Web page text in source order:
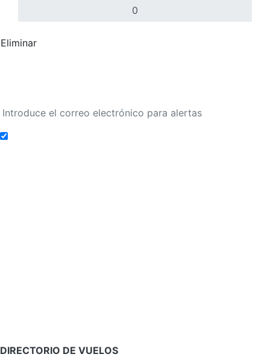
Eliminar
DIRECTORIO DE VUELOS